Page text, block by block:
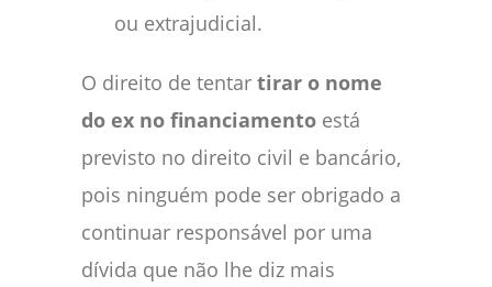
ou extrajudicial.
O direito de tentar tirar o nome
do ex no financiamento está
previsto no direito civil e bancário,
pois ninguém pode ser obrigado a
continuar responsável por uma
dívida que não lhe diz mais